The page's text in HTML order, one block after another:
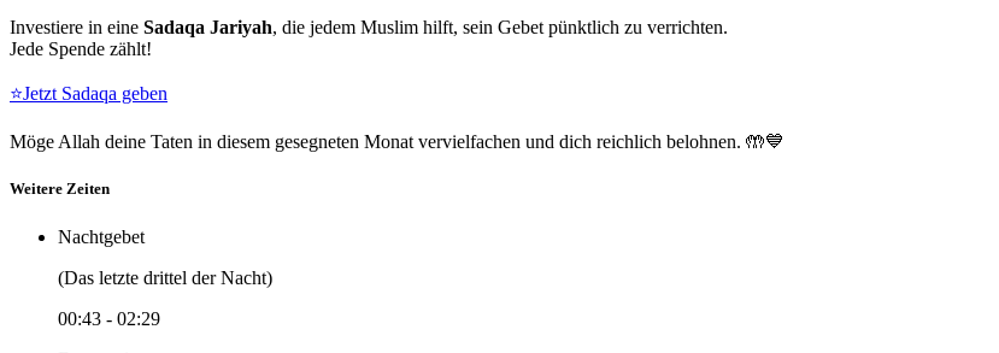
Investiere in eine Sadaqa Jariyah, die jedem Muslim hilft, sein Gebet pünktlich zu verrichten.
Jede Spende zählt!
⭐Jetzt Sadaqa geben
Möge Allah deine Taten in diesem gesegneten Monat vervielfachen und dich reichlich belohnen. 🤲💙
Weitere Zeiten
Nachtgebet
(Das letzte drittel der Nacht)
00:43 - 02:29